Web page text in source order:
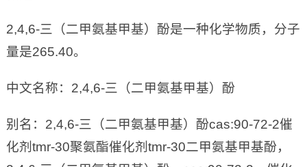
2,4,6-三（二甲氨基甲基）酚是一种化学物质，分子
量是265.40。
中文名称：2,4,6-三（二甲氨基甲基）酚
别名：2,4,6-三（二甲氨基甲基）酚cas:90-72-2催
化剂tmr-30聚氨酯催化剂tmr-30二甲氨基甲基酚，